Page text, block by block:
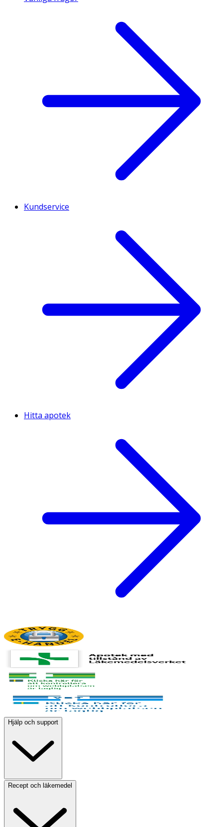
Kundservice
Hitta apotek
Hjälp och support
Recept och läkemedel